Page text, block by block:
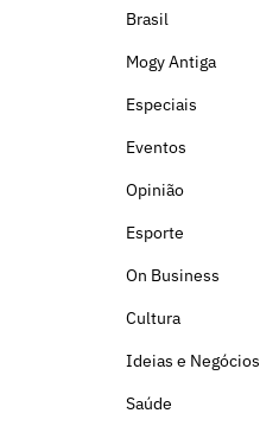
Brasil
Mogy Antiga
Especiais
Eventos
Opinião
Esporte
On Business
Cultura
Ideias e Negócios
Saúde